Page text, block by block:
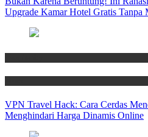
Upgrade Kamar Hotel Gratis Tanpa
VPN Travel Hack: Cara Cerdas
Menghindari Harga Dinamis Online